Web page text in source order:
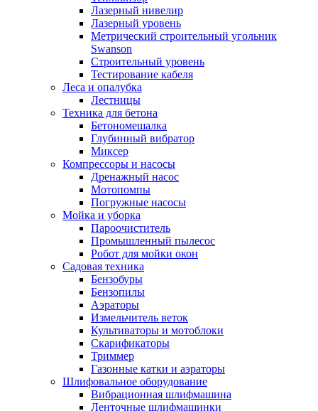
Лазерный нивелир
Лазерный уровень
Метрический строительный угольник
Swanson
Строительный уровень
Тестирование кабеля
Леса и опалубка
Лестницы
Техника для бетона
Бетономешалка
Глубинный вибратор
Миксер
Компрессоры и насосы
Дренажный насос
Мотопомпы
Погружные насосы
Мойка и уборка
Пароочиститель
Промышленный пылесос
Робот для мойки окон
Садовая техника
Бензобуры
Бензопилы
Аэраторы
Измельчитель веток
Культиваторы и мотоблоки
Скарификаторы
Триммер
Газонные катки и аэраторы
Шлифовальное оборудование
Вибрационная шлифмашина
Ленточные шлифмашинки